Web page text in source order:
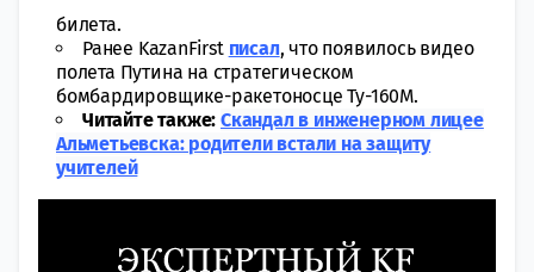
билета.
Ранее KazanFirst писал, что появилось видео
полета Путина на стратегическом
бомбардировщике-ракетоносце Ту-160М.
Читайте также:Скандал в инженерном лицее
Альметьевска: родители встали на защиту
учителей